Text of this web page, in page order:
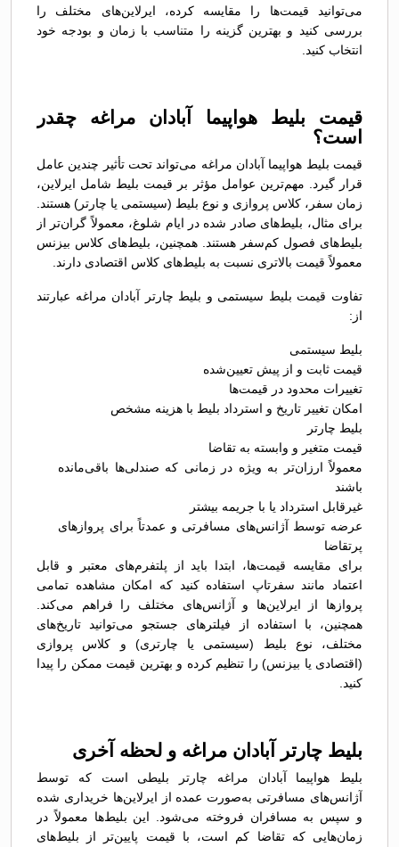
می‌توانید قیمت‌ها را مقایسه کرده، ایرلاین‌های مختلف را
بررسی کنید و بهترین گزینه را متناسب با زمان و بودجه خود
انتخاب کنید.
قیمت بلیط هواپیما آبادان مراغه چقدر
است؟
قیمت بلیط هواپیما آبادان مراغه می‌تواند تحت تأثیر چندین عامل
قرار گیرد. مهم‌ترین عوامل مؤثر بر قیمت بلیط شامل ایرلاین،
زمان سفر، کلاس پروازی و نوع بلیط (سیستمی یا چارتر) هستند.
برای مثال، بلیط‌های صادر شده در ایام شلوغ، معمولاً گران‌تر از
بلیط‌های فصول کم‌سفر هستند. همچنین، بلیط‌های کلاس بیزنس
معمولاً قیمت بالاتری نسبت به بلیط‌های کلاس اقتصادی دارند.
تفاوت قیمت بلیط سیستمی و بلیط چارتر آبادان مراغه عبارتند
از:
بلیط سیستمی
قیمت ثابت و از پیش تعیین‌شده
تغییرات محدود در قیمت‌ها
امکان تغییر تاریخ و استرداد بلیط با هزینه مشخص
بلیط چارتر
قیمت متغیر و وابسته به تقاضا
معمولاً ارزان‌تر به ویژه در زمانی که صندلی‌ها باقی‌مانده
باشند
غیرقابل استرداد یا با جریمه بیشتر
عرضه توسط آژانس‌های مسافرتی و عمدتاً برای پروازهای
پرتقاضا
برای مقایسه قیمت‌ها، ابتدا باید از پلتفرم‌های معتبر و قابل
اعتماد مانند سفرتاپ استفاده کنید که امکان مشاهده تمامی
پروازها از ایرلاین‌ها و آژانس‌های مختلف را فراهم می‌کند.
همچنین، با استفاده از فیلترهای جستجو می‌توانید تاریخ‌های
مختلف، نوع بلیط (سیستمی یا چارتری) و کلاس پروازی
(اقتصادی یا بیزنس) را تنظیم کرده و بهترین قیمت ممکن را پیدا
کنید.
بلیط چارتر آبادان مراغه و لحظه آخری
بلیط هواپیما آبادان مراغه چارتر بلیطی است که توسط
آژانس‌های مسافرتی به‌صورت عمده از ایرلاین‌ها خریداری شده
و سپس به مسافران فروخته می‌شود. این بلیط‌ها معمولاً در
زمان‌هایی که تقاضا کم است، با قیمت پایین‌تر از بلیط‌های